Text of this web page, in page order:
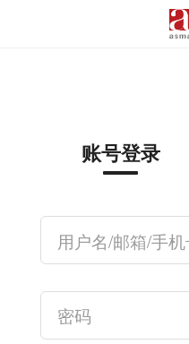
账号登录